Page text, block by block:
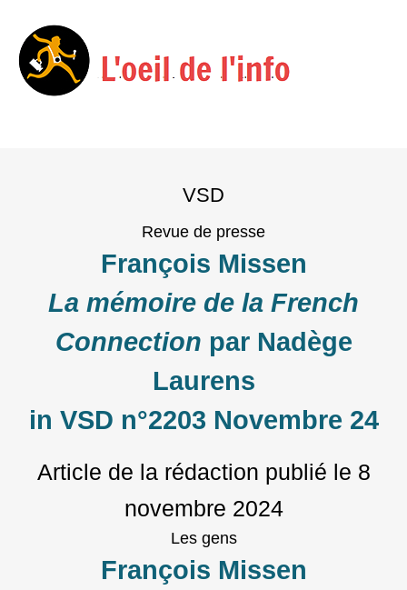
VSD
Revue de presse
François Missen
La mémoire de la French
Connection par Nadège
Laurens
in VSD n°2203 Novembre 24
Article de la rédaction publié le 8
novembre 2024
Les gens
François Missen